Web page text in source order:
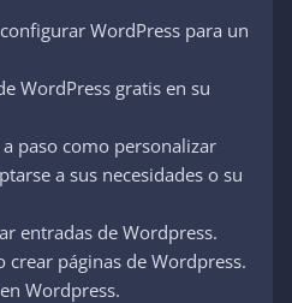
WordPress para un
WordPress gratis en su
paso como personalizar
a sus necesidades o su
entradas de Wordpress.
páginas de Wordpress.
Wordpress.